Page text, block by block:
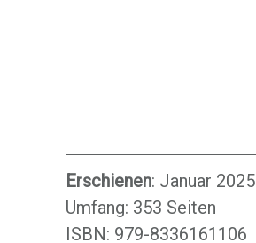
Erschienen: Januar 2025
Umfang: 353 Seiten
ISBN: 979-8336161106